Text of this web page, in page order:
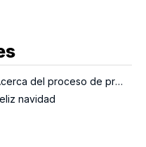
Acerca del proceso de producción LOCOSC para básculas, células de carga e indicadores
navidad